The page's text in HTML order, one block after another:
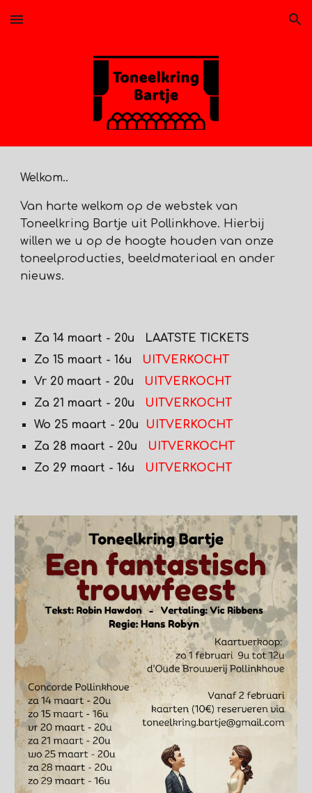
Skip to main content Skip to navigation
Welkom..
Van harte welkom op de webstek van
Toneelkring Bartje uit Pollinkhove. Hierbij
willen we u op de hoogte houden van onze
toneelproducties, beeldmateriaal en ander
nieuws.
Za 14 maart - 20u LAATSTE TICKETS
Zo 15 maart - 16u UITVERKOCHT
Vr 20 maart - 20u UITVERKOCHT
Za 21 maart - 20u
UITVERKOCHT
Wo 25 maart - 20u UITVERKOCHT
Za 28 maart - 20u UITVERKOCHT
Zo 29 maart - 16u UITVERKOCHT